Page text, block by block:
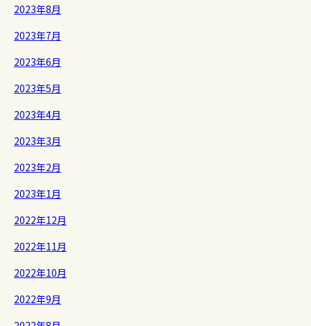
2023年8月
2023年7月
2023年6月
2023年5月
2023年4月
2023年3月
2023年2月
2023年1月
2022年12月
2022年11月
2022年10月
2022年9月